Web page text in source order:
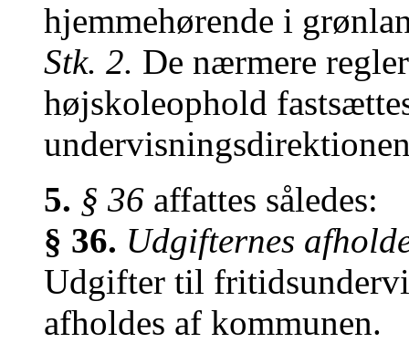
hjemmehørende i
Stk. 2. De nærmere
højskoleophold
5. § 36 affattes således:
§ 36. Udgifternes
Udgifter til
afholdes af kommunen.